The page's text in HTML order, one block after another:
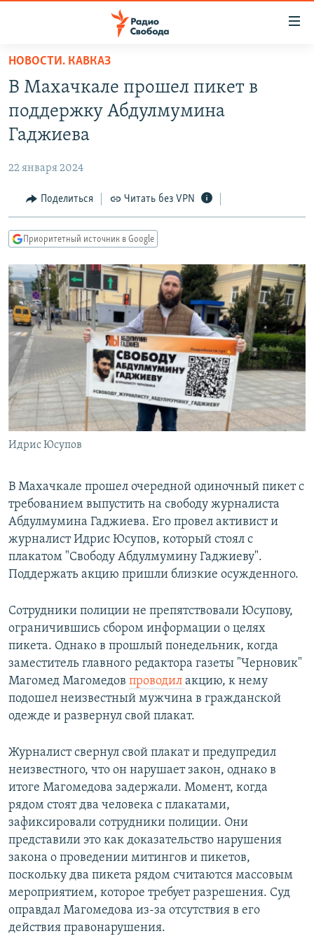
упрощенного
доступа
основному
Вернутся
Вернутся
поиску
АВТОРСКИЕ ПРОЕКТЫ
МНЕНИЯ
КУЛЬТУРА
КАВКАЗ.РЕАЛИИ
СЕВЕР.РЕАЛИИ
СИБИРЬ.РЕАЛИИ
РАСПИСАНИЕ ВЕЩАНИЯ
ПОДПИШИТЕСЬ НА РАССЫЛКУ
СОЦИАЛЬНЫЕ СЕТИ
Все сайты РСЕ/РС
НОВОСТИ. КАВКАЗ
В Махачкале прошел пикет в
поддержку Абдулмумина
Гаджиева
22 января 2024
Поделиться Читать без VPN
Приоритетный источник в Google
Идрис Юсупов
В Махачкале прошел очередной одиночный пикет с
требованием выпустить на свободу журналиста
Абдулмумина Гаджиева. Его провел активист и
журналист Идрис Юсупов, который стоял с
плакатом "Свободу Абдулмумину Гаджиеву".
Поддержать акцию пришли близкие осужденного.
Сотрудники полиции не препятствовали Юсупову,
ограничившись сбором информации о целях
пикета. Однако в прошлый понедельник, когда
заместитель главного редактора газеты "Черновик"
Магомед Магомедов проводил акцию, к нему
подошел неизвестный мужчина в гражданской
одежде и развернул свой плакат.
Журналист свернул свой плакат и предупредил
неизвестного, что он нарушает закон, однако в
итоге Магомедова задержали. Момент, когда
рядом стоят два человека с плакатами,
зафиксировали сотрудники полиции. Они
представили это как доказательство нарушения
закона о проведении митингов и пикетов,
поскольку два пикета рядом считаются массовым
мероприятием, которое требует разрешения. Суд
оправдал Магомедова из-за отсутствия в его
действия правонарушения.